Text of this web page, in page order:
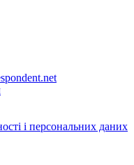
і персональних даних